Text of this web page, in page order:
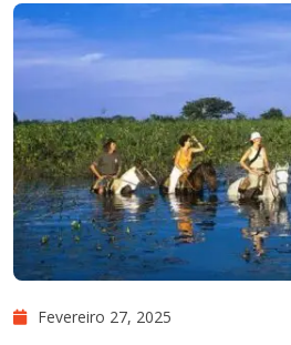
Fevereiro 27, 2025